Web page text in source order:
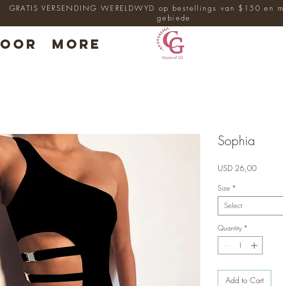
OOR More
GRATIS VERSENDING WERELDWYD op bestellings van $150 en
gebiede
Sophia
USD 26,00Price
Size *
Select
Quantity *
Add to Cart